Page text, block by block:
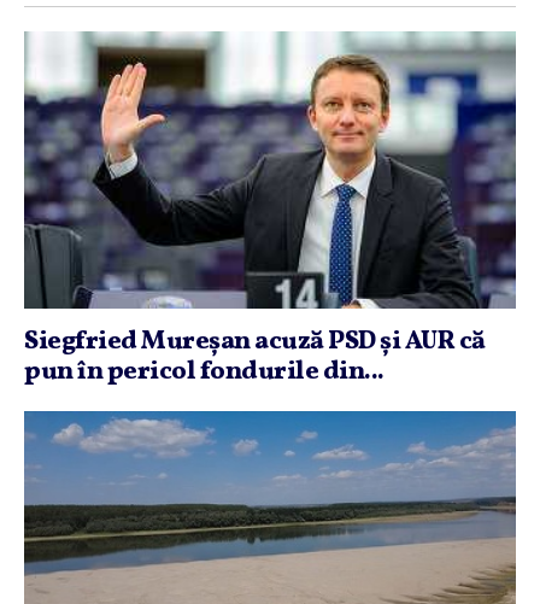
Siegfried Mureşan acuză PSD şi AUR că
pun în pericol fondurile din...